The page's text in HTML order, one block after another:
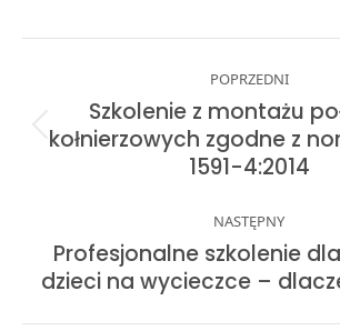
Facebook
X
POPRZEDNI
Previous
post:
Szkolenie z montażu
kołnierzowych zgodne z
1591-4:2014
NASTĘPNY
Next
post:
Profesjonalne szkolenie
dzieci na wycieczce –